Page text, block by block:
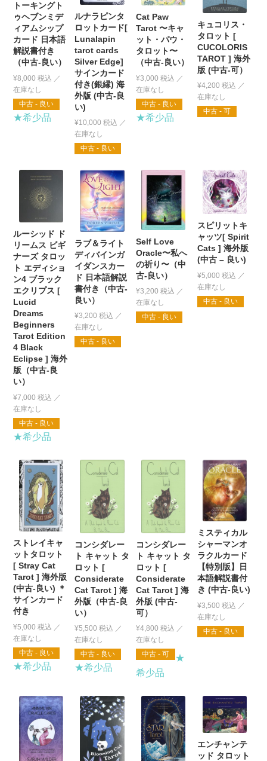
トーキングト
ゥヘブンミデ
ィアムシップ
カード 日本語
解説書付き
（中古-良い）
¥8,000 税込
中古 - 良い
★希少品
ルナラピンタ
ロットカード[
Lunalapin
tarot cards
Silver Edge]
サインカード
付き(銀縁) 海
外版 (中古-良
い)
¥10,000 税込
中古 - 良い
Cat Paw
Tarot 〜キャ
ット・パウ・
タロット〜
（中古-良い）
¥3,000 税込
中古 - 良い
★希少品
キュコリス・
タロット [
CUCOLORIS
TAROT ] 海外
版 (中古-可）
¥4,200 税込
中古 - 可
ルーシッド ド
リームス ビギ
ナーズ タロッ
ト エディショ
ン4 ブラック
エクリプス [
Lucid
Dreams
Beginners
Tarot Edition
4 Black
Eclipse ] 海外
版（中古-良
い）
¥7,000 税込
中古 - 良い
★希少品
ラブ＆ライト
ディバインガ
イダンスカー
ド 日本語解説
書付き（中古-
良い）
¥3,200 税込
中古 - 良い
Self Love
Oracle〜私へ
の祈り〜（中
古-良い）
¥3,200 税込
中古 - 良い
スピリットキ
ャッツ[ Spirit
Cats ] 海外版
(中古 – 良い)
¥5,000 税込
中古 - 良い
ストレイキャ
ットタロット
[ Stray Cat
Tarot ] 海外版
(中古-良い) ＊
サインカード
付き
¥5,000 税込
中古 - 良い
★希少品
コンシダレー
ト キャット タ
ロット [
Considerate
Cat Tarot ] 海
外版（中古-良
い）
¥5,500 税込
中古 - 良い
★希少品
コンシダレー
ト キャット タ
ロット [
Considerate
Cat Tarot ] 海
外版 (中古-
可）
¥4,800 税込
中古 - 可
★
希少品
ミスティカル
シャーマンオ
ラクルカード
【特別版】日
本語解説書付
き (中古-良い)
¥3,500 税込
中古 - 良い
エンチャンテ
ッド タロット